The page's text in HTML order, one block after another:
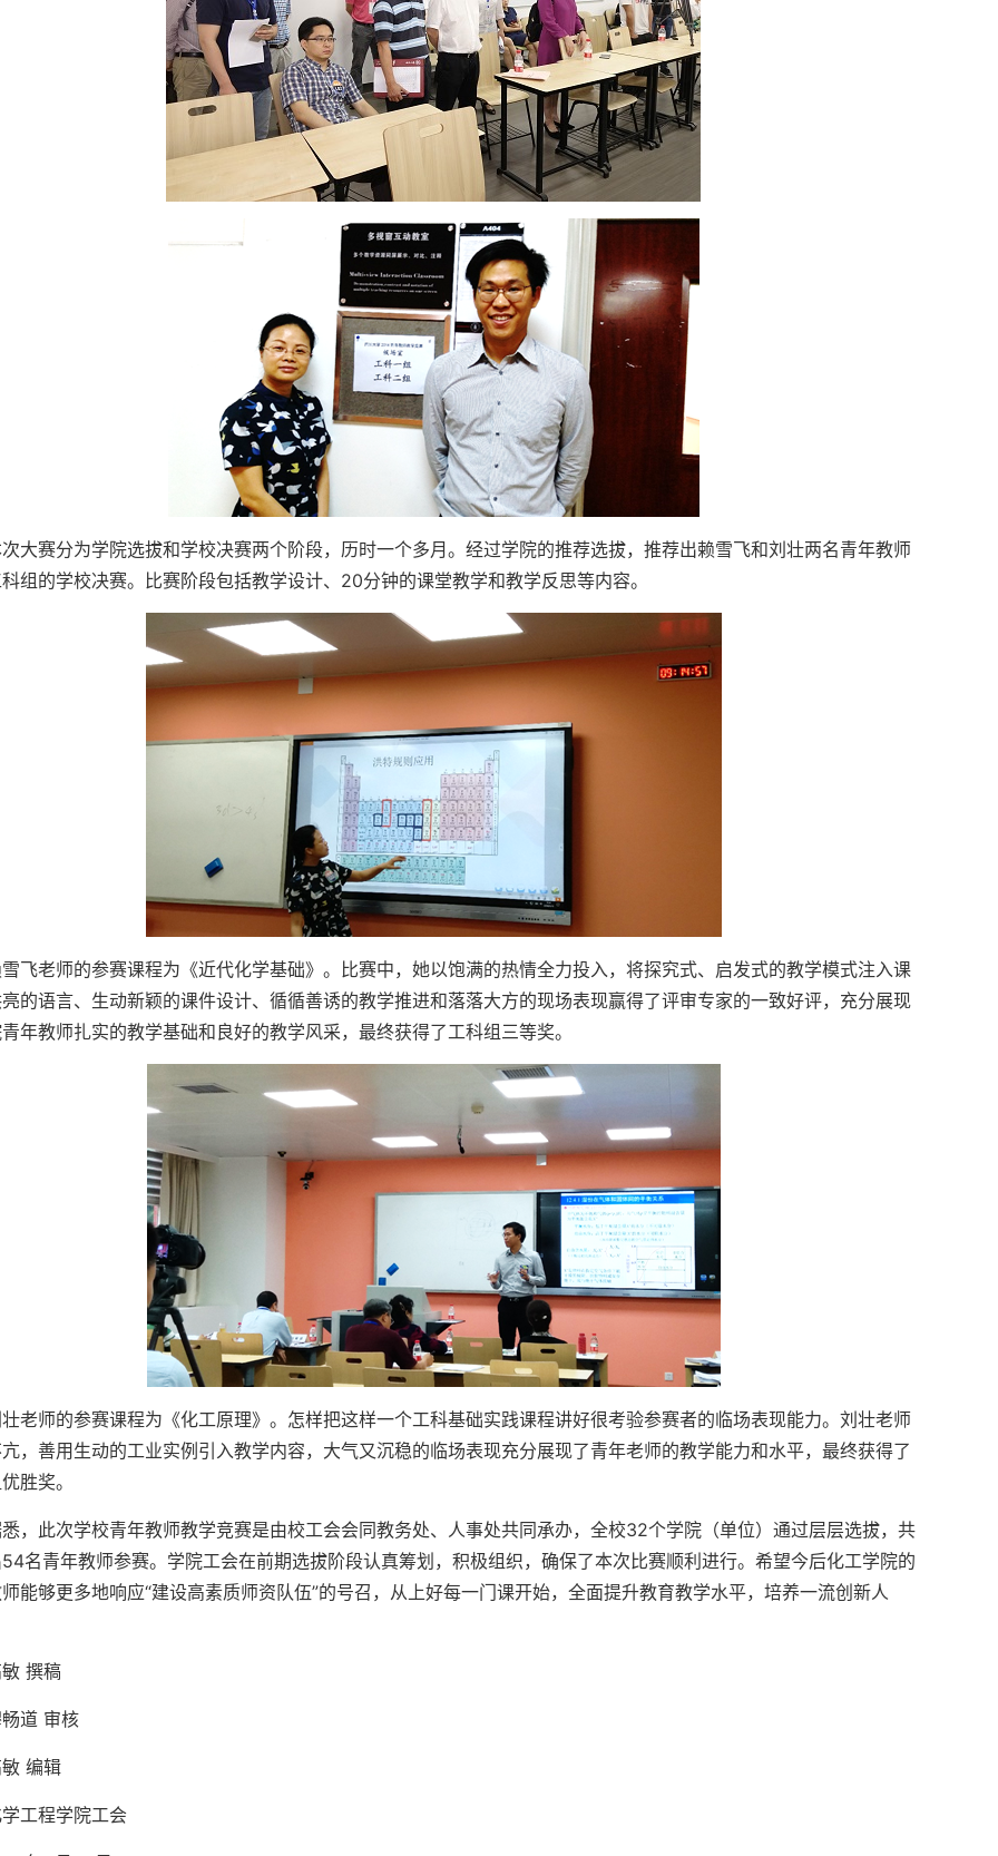
大赛分为学院选拔和学校决赛两个阶段，历时一个多月。经过学院的推荐选拔，推荐出赖雪飞和刘壮两名青年教师
组的学校决赛。比赛阶段包括教学设计、20分钟的课堂教学和教学反思等内容。
飞老师的参赛课程为《近代化学基础》。比赛中，她以饱满的热情全力投入，将探究式、启发式的教学模式注入课
的语言、生动新颖的课件设计、循循善诱的教学推进和落落大方的现场表现赢得了评审专家的一致好评，充分展现
年教师扎实的教学基础和良好的教学风采，最终获得了工科组三等奖。
老师的参赛课程为《化工原理》。怎样把这样一个工科基础实践课程讲好很考验参赛者的临场表现能力。刘壮老师
，善用生动的工业实例引入教学内容，大气又沉稳的临场表现充分展现了青年老师的教学能力和水平，最终获得了
胜奖。
，此次学校青年教师教学竞赛是由校工会会同教务处、人事处共同承办，全校32个学院（单位）通过层层选拔，共
名青年教师参赛。学院工会在前期选拔阶段认真筹划，积极组织，确保了本次比赛顺利进行。希望今后化工学院的
能够更多地响应“建设高素质师资队伍”的号召，从上好每一门课开始，全面提升教育教学水平，培养一流创新人
撰稿
道 审核
编辑
工程学院工会